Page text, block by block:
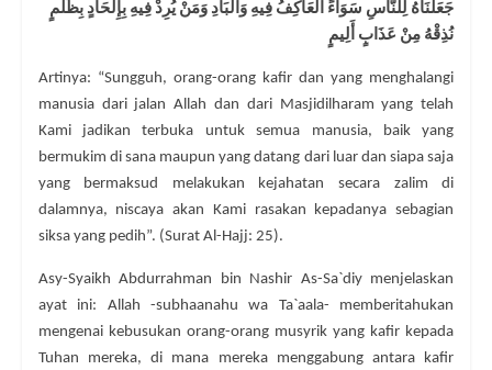
جَعَلْنَاهُ لِلنَّاسِ سَوَاءً الْعَاكِفُ فِيهِ وَالْبَادِ وَمَنْ يُرِدْ فِيهِ بِإِلْحَادٍ بِظُلْمٍ
نُذِقْهُ مِنْ عَذَابٍ أَلِيمٍ
Artinya: “Sungguh, orang-orang kafir dan yang menghalangi
manusia dari jalan Allah dan dari Masjidilharam yang telah
Kami jadikan terbuka untuk semua manusia, baik yang
bermukim di sana maupun yang datang dari luar dan siapa saja
yang bermaksud melakukan kejahatan secara zalim di
dalamnya, niscaya akan Kami rasakan kepadanya sebagian
siksa yang pedih”. (Surat Al-Hajj: 25).
Asy-Syaikh Abdurrahman bin Nashir As-Sa`diy menjelaskan
ayat ini: Allah -subhaanahu wa Ta`aala- memberitahukan
mengenai kebusukan orang-orang musyrik yang kafir kepada
Tuhan mereka, di mana mereka menggabung antara kafir